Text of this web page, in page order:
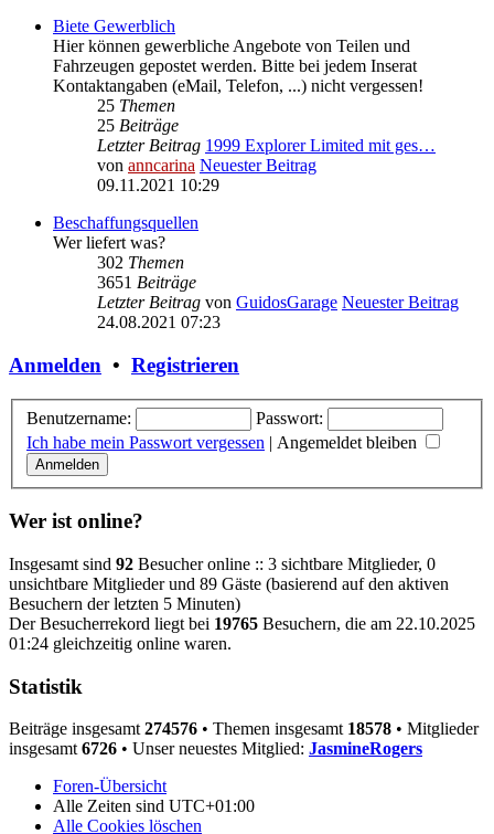
Biete Gewerblich
Hier können gewerbliche Angebote von Teilen und
Fahrzeugen gepostet werden. Bitte bei jedem Inserat
Kontaktangaben (eMail, Telefon, ...) nicht vergessen!
25 Themen
25 Beiträge
Letzter Beitrag 1999 Explorer Limited mit ges…
von anncarina Neuester Beitrag
09.11.2021 10:29
Beschaffungsquellen
Wer liefert was?
302 Themen
3651 Beiträge
Letzter Beitrag von GuidosGarage Neuester Beitrag
24.08.2021 07:23
Anmelden • Registrieren
Benutzername:
Passwort:
Ich habe mein Passwort vergessen | Angemeldet bleiben
Wer ist online?
Insgesamt sind 92 Besucher online :: 3 sichtbare Mitglieder, 0
unsichtbare Mitglieder und 89 Gäste (basierend auf den aktiven
Besuchern der letzten 5 Minuten)
Der Besucherrekord liegt bei 19765 Besuchern, die am 22.10.2025
01:24 gleichzeitig online waren.
Statistik
Beiträge insgesamt 274576 • Themen insgesamt 18578 • Mitglieder
insgesamt 6726 • Unser neuestes Mitglied: JasmineRogers
Foren-Übersicht
Alle Zeiten sind UTC+01:00
Alle Cookies löschen